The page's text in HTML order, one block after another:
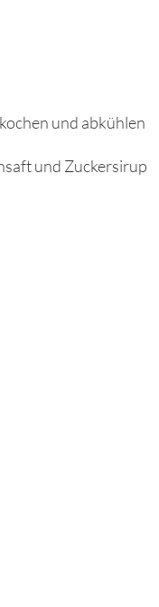
und abkühlen
und Zuckersirup